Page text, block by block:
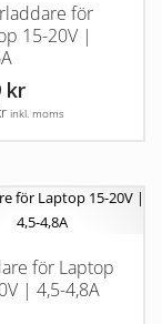
för
15-20V |
kr
inkl. moms
för Laptop
| 4,5-4,8A